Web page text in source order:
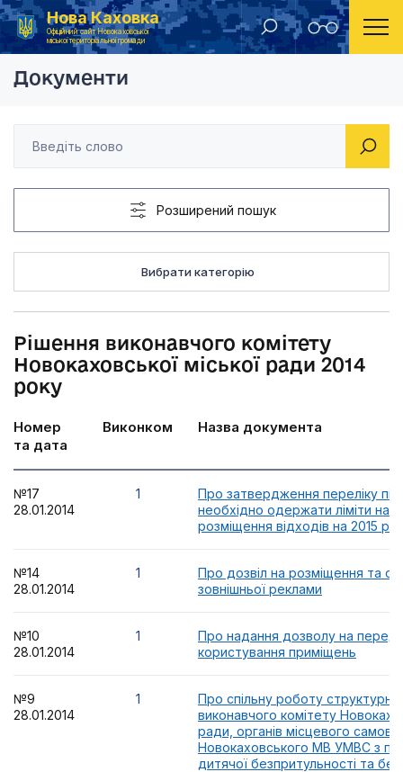
Нова Каховка
Офіційний сайт Новокаховської
міської територіальної громади
Головна Рішення виконавчого комітету Новокаховської
Документи
Розширений пошук
Вибрати категорію
Рішення виконавчого комітету
Новокаховської міської ради 2014
року
Номер
та дата
Виконком Назва документа
№17
28.01.2014
1
Про затвердження переліку
необхідно одержати ліміти на
розміщення відходів на 2015 рік
№14
28.01.2014
1
Про дозвіл на розміщення та
зовнішньої реклами
№10
28.01.2014
1
Про надання дозволу на
користування приміщень
№9
28.01.2014
1
Про спільну роботу
виконавчого комітету
ради, органів місцевого
Новокаховського МВ УМВС з
дитячої безпритульності та